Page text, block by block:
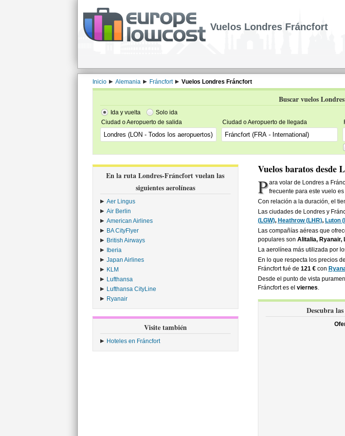
Vuelos Londres Fráncfort
Inicio Alemania Fráncfort Vuelos Londres Fráncfort
Buscar vuelos
Ida y vuelta
Solo ida
Ciudad o Aeropuerto de salida
Ciudad o Aeropuerto de llegada
En la ruta Londres-Fráncfort vuelan las
siguientes aerolíneas
Aer Lingus
Air Berlin
American Airlines
BA CityFlyer
British Airways
Iberia
Japan Airlines
KLM
Lufthansa
Lufthansa CityLine
Ryanair
Visite también
Hoteles en Fráncfort
Vuelos baratos desde
P ara volar de Londres a
frecuente para este vuelo
Con relación a la duración, el
Las ciudades de Londres y
(LGW), Heathrow (LHR), Luton
Las compañías aéreas que
populares son Alitalia, Ryanair,
La aerolínea más utilizada por
En lo que respecta los precios
Fráncfort fué de 121 €con
Desde el punto de vista
Fráncfort es el viernes.
Descubra